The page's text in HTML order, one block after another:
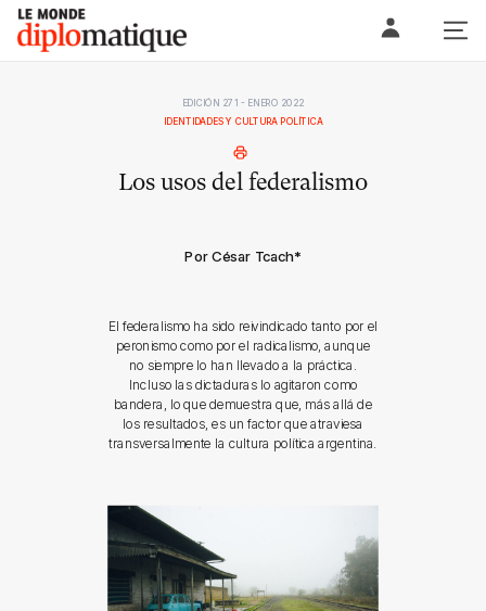
Skip
content
Le monde diplomatique
EDICIÓN 271 - ENERO 2022
IDENTIDADES Y CULTURA POLÍTICA
Los usos del federalismo
Por César Tcach*
El federalismo ha sido reivindicado tanto por el
peronismo como por el radicalismo, aunque
no siempre lo han llevado a la práctica.
Incluso las dictaduras lo agitaron como
bandera, lo que demuestra que, más allá de
los resultados, es un factor que atraviesa
transversalmente la cultura política argentina.